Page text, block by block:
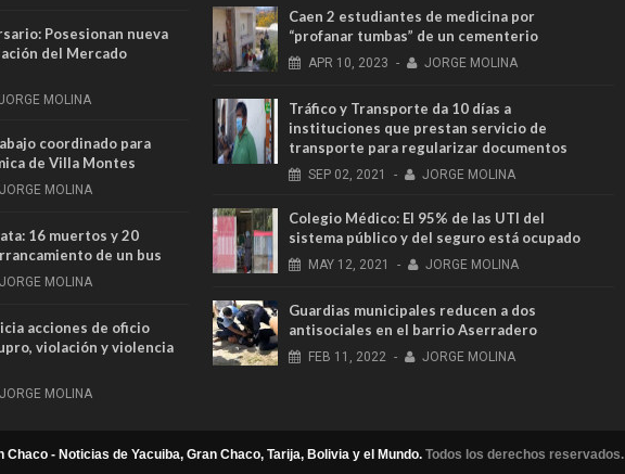
Posesionan nueva
del Mercado
MOLINA
coordinado para
de Villa Montes
JORGE MOLINA
16 muertos y 20
de un bus
JORGE MOLINA
acciones de oficio
violación y violencia
JORGE MOLINA
Caen 2 estudiantes de medicina por
“profanar tumbas” de un cementerio
APR 10, 2023 - JORGE MOLINA
Tráfico y Transporte da 10 días a
instituciones que prestan servicio de
transporte para regularizar documentos
SEP 02, 2021 - JORGE MOLINA
Colegio Médico: El 95% de las UTI del
sistema público y del seguro está ocupado
MAY 12, 2021 - JORGE MOLINA
Guardias municipales reducen a dos
antisociales en el barrio Aserradero
FEB 11, 2022 - JORGE MOLINA
Chaco - Noticias de Yacuiba, Gran Chaco, Tarija, Bolivia y el Mundo. Todos los derechos reservados.